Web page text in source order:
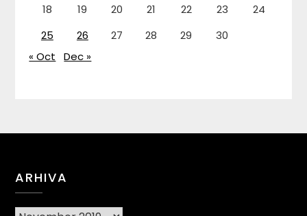
18
19 20 21 22 23
24
25
26 27 28 29
30
« Oct
Dec »
ARHIVA